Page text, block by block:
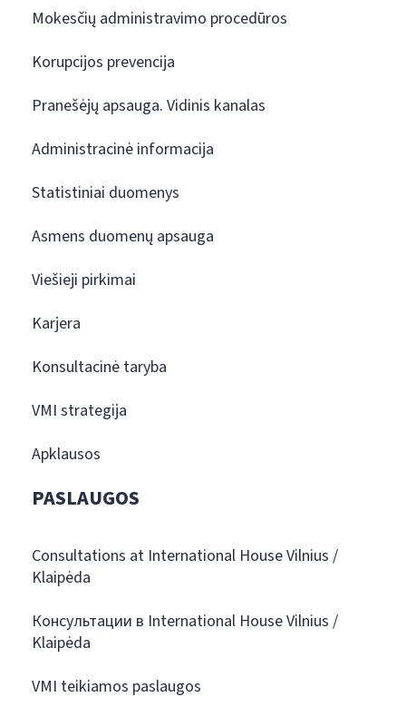
Mokesčių administravimo procedūros
Korupcijos prevencija
Pranešėjų apsauga. Vidinis kanalas
Administracinė informacija
Statistiniai duomenys
Asmens duomenų apsauga
Viešieji pirkimai
Karjera
Konsultacinė taryba
VMI strategija
Apklausos
PASLAUGOS
Consultations at International House Vilnius /
Klaipėda
Консультации в International House Vilnius /
Klaipėda
VMI teikiamos paslaugos